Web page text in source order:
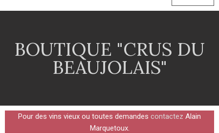
BOUTIQUE "CRUS DU
BEAUJOLAIS"
Pour des vins vieux ou toutes demandes contactez Alain
Marquetoux.